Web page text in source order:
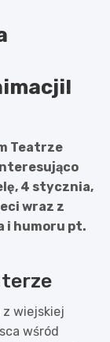
Teatrze
4 stycznia,
wraz z
i humoru pt.
z wiejskiej
wśród